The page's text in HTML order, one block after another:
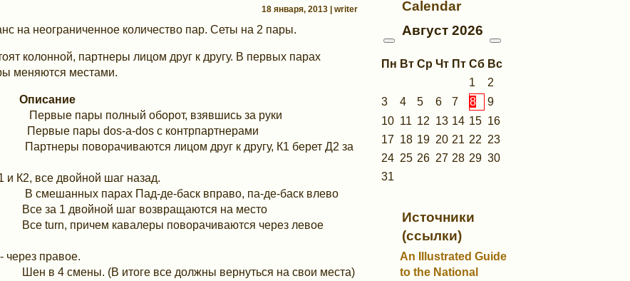
18 января, 2013 | writer
на неограниченное количество пар. Сеты на 2 пары.
колонной, партнеры лицом друг к другу. В первых парах
меняются местами.
Описание
пары полный оборот, взявшись за руки
пары dos-a-dos с контрпартнерами
поворачиваются лицом друг к другу, К1 берет Д2 за
и К2, все двойной шаг назад.
смешанных парах Пад-де-баск вправо, па-де-баск влево
за 1 двойной шаг возвращаются на место
turn, причем кавалеры поворачиваются через левое
через правое.
в 4 смены. (В итоге все должны вернуться на свои места)
Calendar
Август 2026
Пн Вт Ср Чт Пт Сб Вс
1
2
3
4 5 6 7 8
9
10 11 12 13 14 15 16
17 18 19 20 21 22 23
24 25 26 27 28 29 30
31
Источники
(ссылки)
An Illustrated Guide
to the National